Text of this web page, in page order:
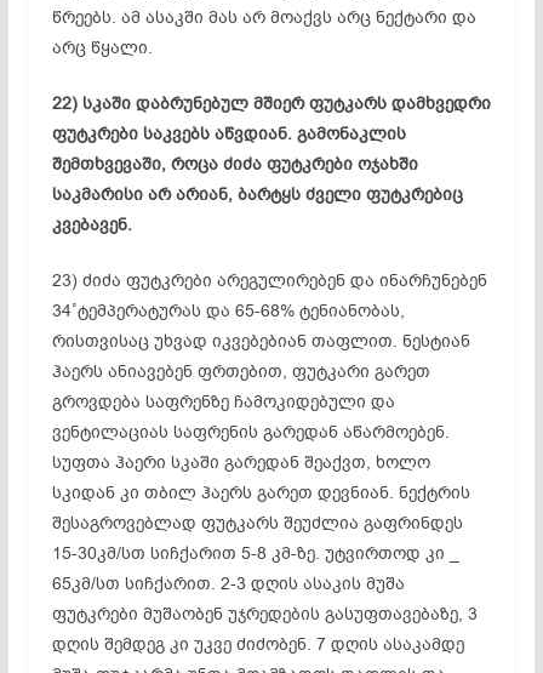
წრეებს. ამ ასაკში მას არ მოაქვს არც ნექტარი და
არც წყალი.
22) სკაში დაბრუნებულ მშიერ ფუტკარს დამხვედრი
ფუტკრები საკვებს აწვდიან. გამონაკლის
შემთხვევაში, როცა ძიძა ფუტკრები ოჯახში
საკმარისი არ არიან, ბარტყს ძველი ფუტკრებიც
კვებავენ.
23) ძიძა ფუტკრები არეგულირებენ და ინარჩუნებენ
34˚ტემპერატურას და 65-68% ტენიანობას,
რისთვისაც უხვად იკვებებიან თაფლით. ნესტიან
ჰაერს ანიავებენ ფრთებით, ფუტკარი გარეთ
გროვდება საფრენზეჩამოკიდებული და
ვენტილაციას საფრენისგარედან აწარმოებენ.
სუფთა ჰაერი სკაში გარედან შეაქვთ, ხოლო
სკიდან კი თბილ ჰაერს გარეთ დევნიან. ნექტრის
შესაგროვებლად ფუტკარს შეუძლია გაფრინდეს
15-30კმ/სთ სიჩქარით 5-8 კმ-ზე. უტვირთოდ კი _
65კმ/სთ სიჩქარით. 2-3 დღის ასაკის მუშა
ფუტკრები მუშაობენ უჯრედების გასუფთავებაზე, 3
დღის შემდეგ კი უკვე ძიძობენ. 7 დღის ასაკამდე